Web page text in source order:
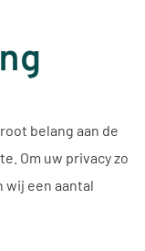
belang aan de
Om uw privacy zo
wij een aantal